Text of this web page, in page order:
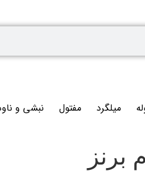
میلگرد مفتول نبشی و
برنز